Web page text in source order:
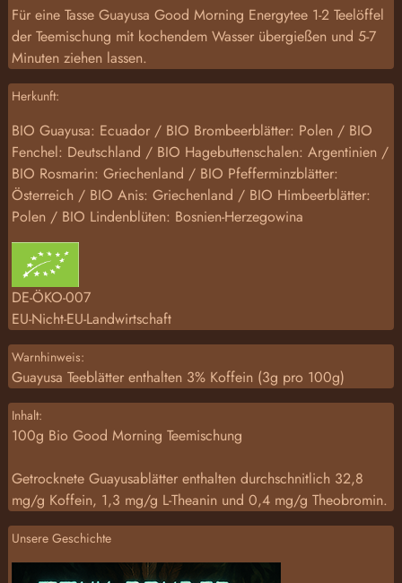
Für eine Tasse Guayusa Good Morning Energytee 1-2 Teelöffel
der Teemischung mit kochendem Wasser übergießen und 5-7
Minuten ziehen lassen.
Herkunft:
BIO Guayusa: Ecuador / BIO Brombeerblätter: Polen / BIO
Fenchel: Deutschland / BIO Hagebuttenschalen: Argentinien /
BIO Rosmarin: Griechenland / BIO Pfefferminzblätter:
Österreich / BIO Anis: Griechenland / BIO Himbeerblätter:
Polen / BIO Lindenblüten: Bosnien-Herzegowina
DE-ÖKO-007
EU-Nicht-EU-Landwirtschaft
Warnhinweis:
Guayusa Teeblätter enthalten 3% Koffein (3g pro 100g)
Inhalt:
100g Bio Good Morning Teemischung
Getrocknete Guayusablätter enthalten durchschnitlich 32,8
mg/g Koffein, 1,3 mg/g L-Theanin und 0,4 mg/g Theobromin.
Unsere Geschichte